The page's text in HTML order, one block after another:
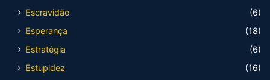
Escravidão
(6)
Esperança
(18)
Estratégia
(6)
Estupidez
(16)